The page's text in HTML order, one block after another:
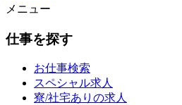
メニュー
仕事を探す
お仕事検索
スペシャル求人
寮/社宅ありの求人